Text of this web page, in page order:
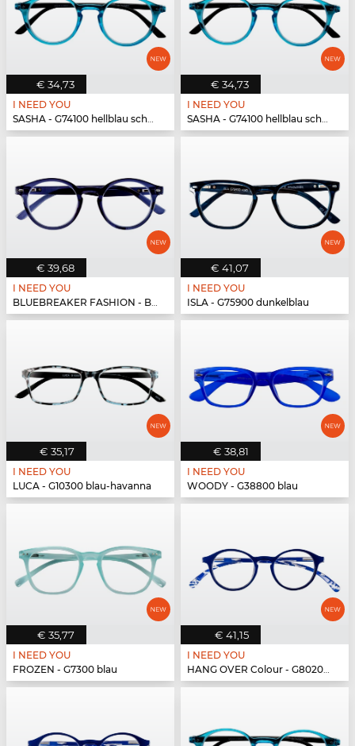
€ 34,73
I NEED YOU
SASHA - G74100 hellblau schwarz
€ 34,73
I NEED YOU
SASHA - G74100 hellblau schwarz
€ 39,68
I NEED YOU
BLUEBREAKER FASHION - BLUEBR Fashion G79700 blau
€ 41,07
I NEED YOU
ISLA - G75900 dunkelblau
€ 35,17
I NEED YOU
LUCA - G10300 blau-havanna
€ 38,81
I NEED YOU
WOODY - G38800 blau
€ 35,77
I NEED YOU
FROZEN - G7300 blau
€ 41,15
I NEED YOU
HANG OVER Colour - G80200 blau